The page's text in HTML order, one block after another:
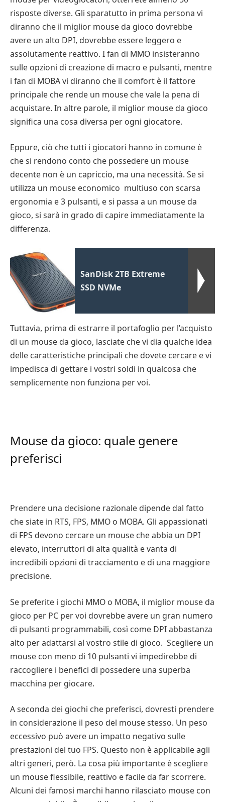
risposte diverse. Gli sparatutto in prima persona vi
diranno che il miglior mouse da gioco dovrebbe
avere un alto DPI, dovrebbe essere leggero e
assolutamente reattivo. I fan di MMO insisteranno
sulle opzioni di creazione di macro e pulsanti, mentre
i fan di MOBA vi diranno che il comfort è il fattore
principale che rende un mouse che vale la pena di
acquistare. In altre parole, il miglior mouse da gioco
significa una cosa diversa per ogni giocatore.
Eppure, ciò che tutti i giocatori hanno in comune è
che si rendono conto che possedere un mouse
decente non è un capriccio, ma una necessità. Se si
utilizza un mouse economico multiuso con scarsa
ergonomia e 3 pulsanti, e si passa a un mouse da
gioco, si sarà in grado di capire immediatamente la
differenza.
SanDisk 2TB Extreme
SSD NVMe
Tuttavia, prima di estrarre il portafoglio per l’acquisto
di un mouse da gioco, lasciate che vi dia qualche idea
delle caratteristiche principali che dovete cercare e vi
impedisca di gettare i vostri soldi in qualcosa che
semplicemente non funziona per voi.
Mouse da gioco: quale genere
preferisci
Prendere una decisione razionale dipende dal fatto
che siate in RTS, FPS, MMO o MOBA. Gli appassionati
di FPS devono cercare un mouse che abbia un DPI
elevato, interruttori di alta qualità e vanta di
incredibili opzioni di tracciamento e di una maggiore
precisione.
Se preferite i giochi MMO o MOBA, il miglior mouse da
gioco per PC per voi dovrebbe avere un gran numero
di pulsanti programmabili, così come DPI abbastanza
alto per adattarsi al vostro stile di gioco. Scegliere un
mouse con meno di 10 pulsanti vi impedirebbe di
raccogliere i benefici di possedere una superba
macchina per giocare.
A seconda dei giochi che preferisci, dovresti prendere
in considerazione il peso del mouse stesso. Un peso
eccessivo può avere un impatto negativo sulle
prestazioni del tuo FPS. Questo non è applicabile agli
altri generi, però. La cosa più importante è scegliere
un mouse flessibile, reattivo e facile da far scorrere.
Alcuni dei famosi marchi hanno rilasciato mouse con